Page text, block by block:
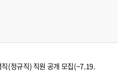
(정규직) 직원 공개 모집(~7.19.